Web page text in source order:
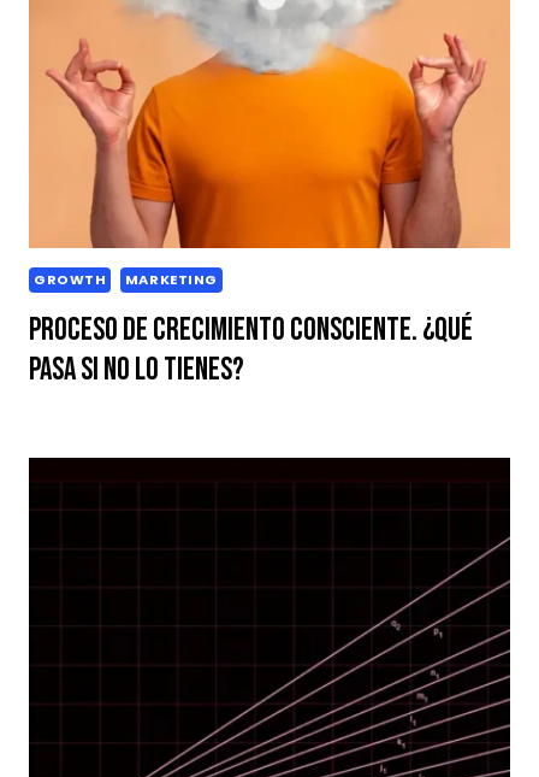
GROWTH MARKETING
Proceso de crecimiento consciente. ¿Qué
pasa si no lo tienes?